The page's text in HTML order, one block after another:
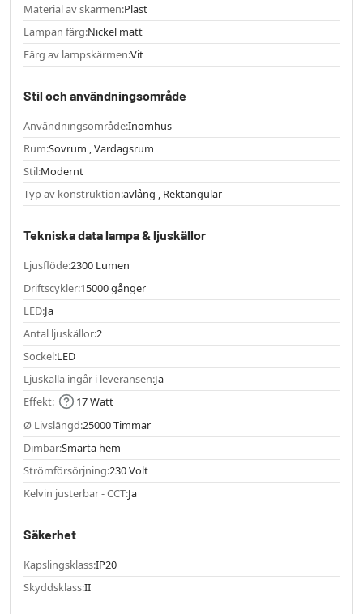
Material av skärmen:Plast
Lampan färg:Nickel matt
Färg av lampskärmen:Vit
Stil och användningsområde
Användningsområde:Inomhus
Rum:Sovrum , Vardagsrum
Stil:Modernt
Typ av konstruktion:avlång , Rektangulär
Tekniska data lampa & ljuskällor
Ljusflöde:2300 Lumen
Driftscykler:15000 gånger
LED:Ja
Antal ljuskällor:2
Sockel:LED
Ljuskälla ingår i leveransen:Ja
Effekt:
17 Watt
Ø Livslängd:25000 Timmar
Dimbar:Smarta hem
Strömförsörjning:230 Volt
Kelvin justerbar - CCT:Ja
Säkerhet
Kapslingsklass:IP20
Skyddsklass:II